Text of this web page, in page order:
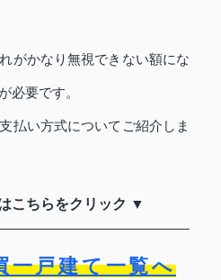
がかなり無視できない額にな
必要です。
払い方式についてご紹介しま
こちらをクリック ▼
一戸建て一覧へ